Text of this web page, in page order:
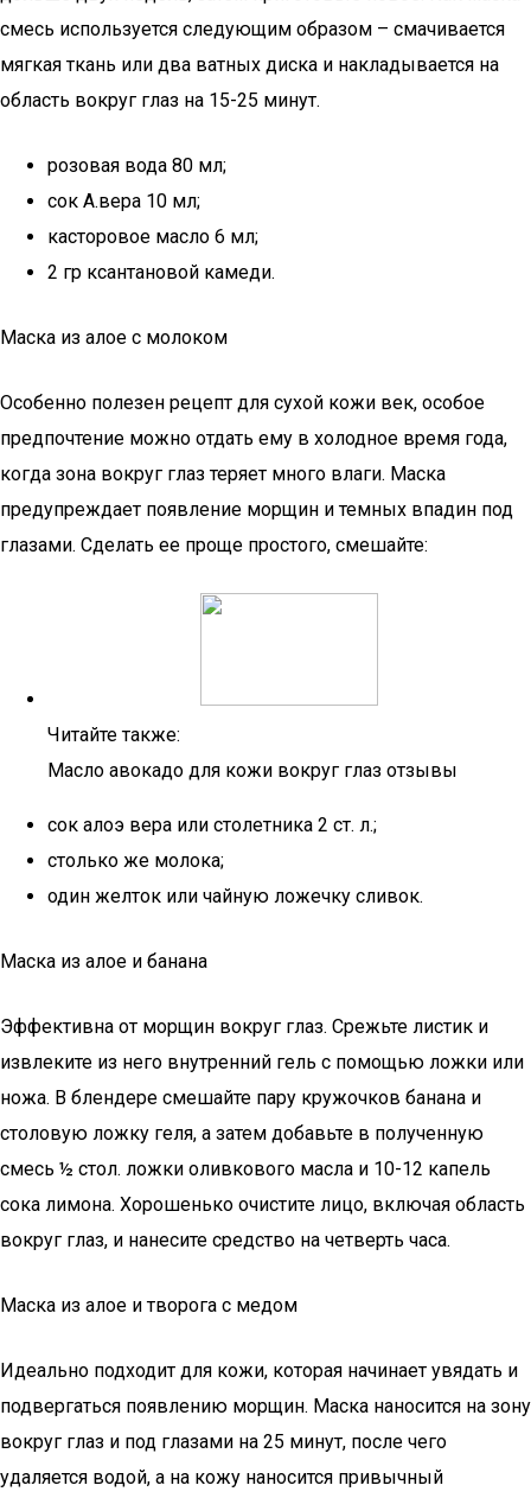
смесь используется следующим образом – смачивается
мягкая ткань или два ватных диска и накладывается на
область вокруг глаз на 15-25 минут.
розовая вода 80 мл;
сок А.вера 10 мл;
касторовое масло 6 мл;
2 гр ксантановой камеди.
Маска из алое с молоком
Особенно полезен рецепт для сухой кожи век, особое
предпочтение можно отдать ему в холодное время года,
когда зона вокруг глаз теряет много влаги. Маска
предупреждает появление морщин и темных впадин под
глазами. Сделать ее проще простого, смешайте:
Читайте также:
Масло авокадо для кожи вокруг глаз отзывы
сок алоэ вера или столетника 2 ст. л.;
столько же молока;
один желток или чайную ложечку сливок.
Маска из алое и банана
Эффективна от морщин вокруг глаз. Срежьте листик и
извлеките из него внутренний гель с помощью ложки или
ножа. В блендере смешайте пару кружочков банана и
столовую ложку геля, а затем добавьте в полученную
смесь ½ стол. ложки оливкового масла и 10-12 капель
сока лимона. Хорошенько очистите лицо, включая область
вокруг глаз, и нанесите средство на четверть часа.
Маска из алое и творога с медом
Идеально подходит для кожи, которая начинает увядать и
подвергаться появлению морщин. Маска наносится на зону
вокруг глаз и под глазами на 25 минут, после чего
удаляется водой, а на кожу наносится привычный